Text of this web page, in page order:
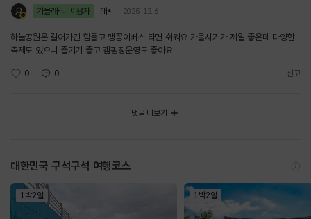
가볼래-터 이용자 태* 2025. 12. 6.
하늘공원은 걸어가긴 힘들고 맹꽁이버스 타면 쉬워요 가을시기가 제일 좋은데 다양한
축제도 있으니 즐기기 좋고 캠핑장운영도 좋아요
0 0 신고
댓글 더보기
대한민국 구석구석 여행코스
1박2일 1박2일